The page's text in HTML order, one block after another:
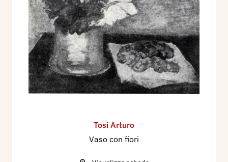
Tosi Arturo
Vaso con fiori